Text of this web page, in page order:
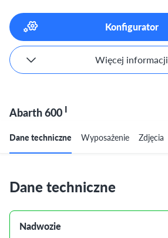
Konfigurator
Więcej informacji
Abarth 600 I
Dane techniczne Wyposażenie Zdjęcia
Dane techniczne
Nadwozie